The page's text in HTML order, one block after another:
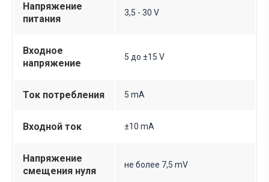
Напряжение
питания
3,5 - 30 V
Входное
напряжение
5 до ±15 V
Ток потребления 5 mA
Входной ток ±10 mA
Напряжение
смещения нуля
не более 7,5 mV